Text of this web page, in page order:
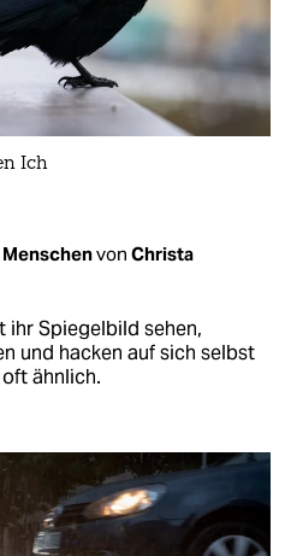
Ich
von Christa
ihr Spiegelbild sehen,
und hacken auf sich selbst
ähnlich.